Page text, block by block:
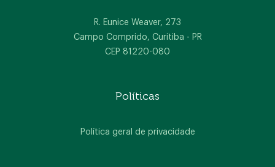
R. Eunice Weaver, 273
Campo Comprido, Curitiba - PR
CEP 81220-080
Políticas
Política geral de privacidade